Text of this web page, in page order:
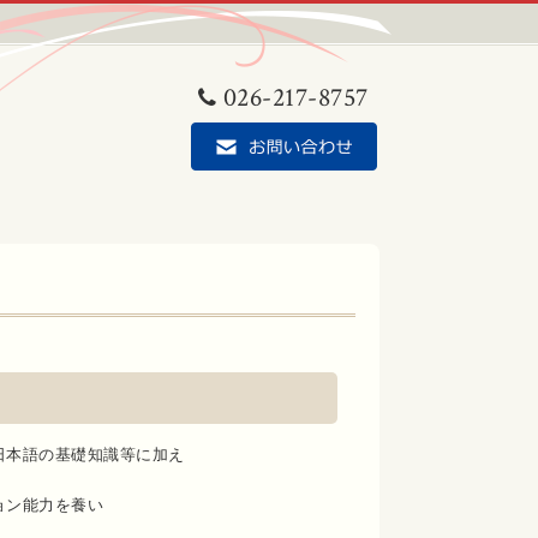
026-217-8757
語の基礎知識等に加え
ン能力を養い